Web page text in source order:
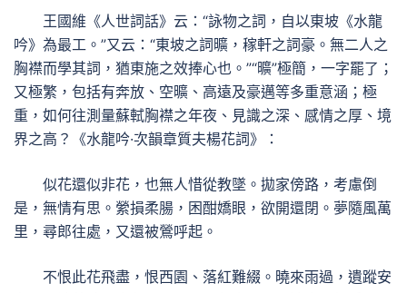
王國維《人世詞話》云：“詠物之詞，自以東坡《水龍
吟》為最工。”又云：“東坡之詞曠，稼軒之詞豪。無二人之
胸襟而學其詞，猶東施之效捧心也。”“曠”極簡，一字罷了；
又極繁，包括有奔放、空曠、高遠及豪邁等多重意涵；極
重，如何往測量蘇軾胸襟之年夜、見識之深、感情之厚、境
界之高？《水龍吟·次韻章質夫楊花詞》：
似花還似非花，也無人惜從教墜。拋家傍路，考慮倒
是，無情有思。縈損柔腸，困酣嬌眼，欲開還閉。夢隨風萬
里，尋郎往處，又還被鶯呼起。
不恨此花飛盡，恨西園、落紅難綴。曉來雨過，遺蹤安